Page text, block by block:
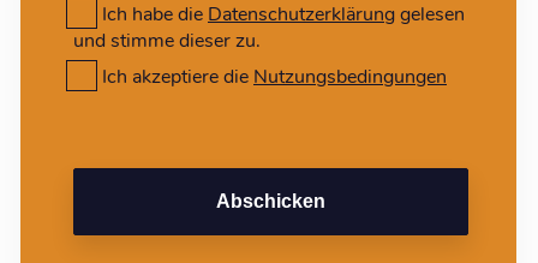
Ich habe die Datenschutzerklärunggelesen
und stimme dieser zu.
Ich akzeptiere die Nutzungsbedingungen
Abschicken